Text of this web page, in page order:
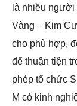
là nhiều
Vàng – Kim
cho phù hợp,
để thuận tiện
phép tổ chức
M có kinh